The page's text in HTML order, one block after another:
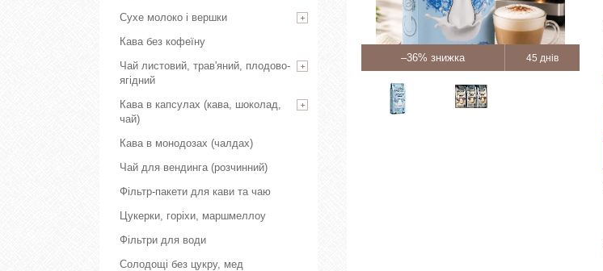
–36% 45 днів
Сухе молоко і вершки
Кава без кофеїну
Чай листовий, трав'яний, плодово-
ягідний
Кава в капсулах (кава, шоколад,
чай)
Кава в монодозах (чалдах)
Чай для вендинга (розчинний)
Фільтр-пакети для кави та чаю
Цукерки, горіхи, маршмеллоу
Фільтри для води
Солодощі без цукру, мед